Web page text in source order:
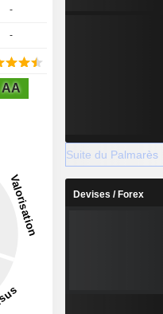
-
-
AA
Suite du Palmarès
Devises / Forex